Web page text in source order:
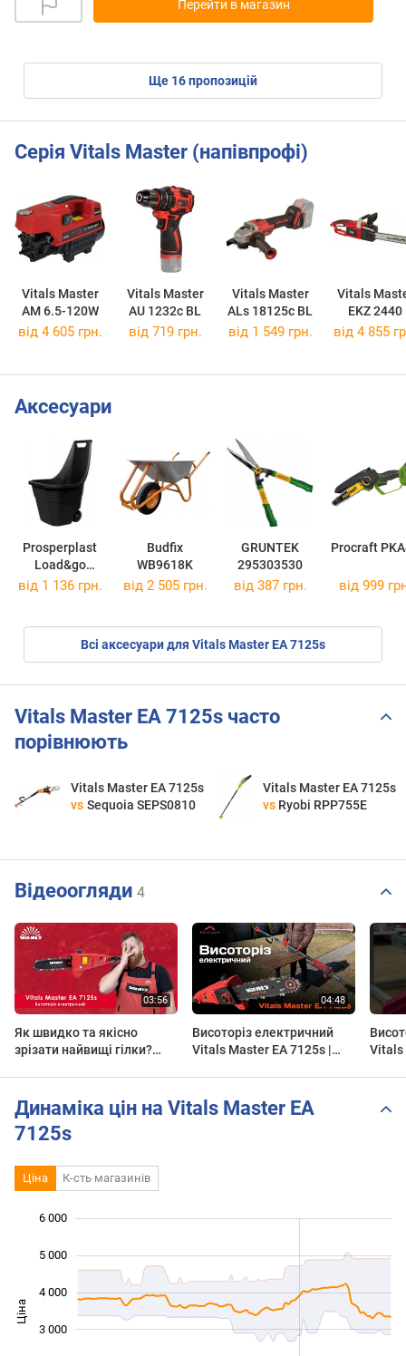
Перейти в магазин
ще 16пропозицій
Серія Vitals Master (напівпрофі)
Vitals Master
AM 6.5-120W
Vitals Master
AU 1232c BL
Vitals Master
ALs 18125c BL
Vitals
EKZ 2440
від 4 605 грн. від 719 грн. від 1 549 грн. від 4 855
Аксесуари
Prosperplast
Load&go
IWO55S
Budfix
WB9618K
GRUNTEK
295303530
Procraft
від 1 136 грн. від 2 505 грн. від 387 грн. від 999
Всі аксесуари для Vitals Master EA 7125s
Vitals Master EA 7125s часто
порівнюють
Vitals Master EA 7125s
vs Sequoia SEPS0810
Vitals Master EA 7125s
vs Ryobi RPP755E
Відеоогляди 4
Як швидко та якісно
зрізати найвищі гілки?
Висоторіз електричний
Vitals Master EA 7125s |
Vitals
Динаміка цін на Vitals Master EA
7125s
Ціна К-сть магазинів
Ціна
3 000
4 000
5 000
6 000